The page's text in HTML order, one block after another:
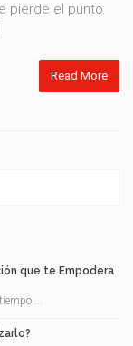
pierde el punto
Read More
que te Empodera
...